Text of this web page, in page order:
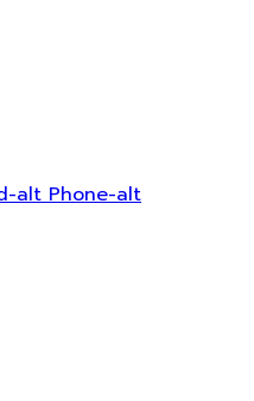
alt Phone-alt